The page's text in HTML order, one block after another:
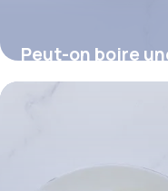
Peut-on boire
soirs ?